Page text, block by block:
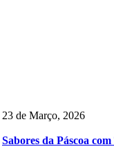
23 de Março, 2026
Sabores da Páscoa